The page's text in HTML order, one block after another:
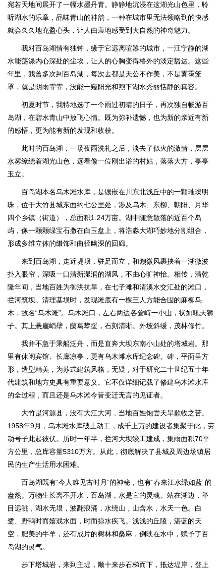
宛若天地间展开了一幅水墨丹青。静静地沉浸在这湖光山色里，聆
听湖水的乐章，品味青山的神韵，一种在城市里无法领略到的快感
就会久久地充盈心头，让人由衷地感受到大自然的神奇魅力。
我对百岛湖情有独钟，缘于它远离喧嚣的城市，一汪宁静的湖
水能荡涤内心深处的尘埃，让人的心胸变得格外的淡定豁达。这些
年里，我曾多次到百岛湖，每次去都是天公不作美，不是雾霭笼
罩，就是阴雨霏霏，没能一窥阳光和煦下湖水秀丽恬静的真容。
初夏时节，我特地选了一个雨过初晴的日子，再次独自畅游百
岛湖，在碧水青山中放飞心情。既为弥补遗憾，也为新的亲近有新
的感悟，更为能有新的发现和收获。
此时的百岛湖，一场夜雨洗礼之后，淡去了似火的激情，层层
水雾缭绕着湖光山色，远看像一位刚出浴的村姑，落落大方，亭亭
玉立。
百岛湖本名乌木滩水库，是镶嵌在川东北浅丘中的一颗璀璨明
珠，位于大竹县城东面约七公里处，涉及乌木、东柳、朝阳、月华
四个乡镇（街道），总面积1.24万亩。湖中随意散落的近百个岛
屿，像一颗颗绿宝石撒在白玉盘上，将浩淼大湖巧妙地分割组合，
形成多维立体的缀饰和曲径幽深的回廊。
来到百岛湖，走近堤坝，驻足而立，和煦微风裹挟着一湖微波
扑入眼帘，深吸一口清新湿润的湖风，不由心旷神怡。相传，清乾
隆年间，当地百姓为御洪抗旱，在七子滩和清溪水交汇处的滩口，
拦河筑坝。清理基坝时，发现滩底有一棵三人方能合围的麻柳乌
木，故名“乌木滩”。乌木滩口，左右两边各耸峙一小山，状如吼天狮
子。其上悬崖峭壁，藤葛攀援，石刻清晰。外坡斜缓，茂林修竹。
我并不急于乘船泛舟，而是直奔大坝东南小山处的塔城岩。那
里有休闲宾馆、长廊凉亭，更有乌木滩水库纪念碑。碑，平面呈方
形，造型精美，为苏式建筑风格，无疑，对于研究二十世纪五十年
代建筑和地方史具有重要意义。它不仅详细记载了修建乌木滩水库
的全过程，而且还是乌木滩今昔变迁无言的见证者。
大竹是河源县，没有大江大河，当地百姓饱尝天旱歉收之苦。
1958年9月，乌木滩水库破土动工，成千上万的建设者集聚于此，劳
动号子此起彼伏。历时一年半，拦河大坝竣工建成，集雨面积70平
方公里，总库容量5310万方。从此，彻底解决了县城及周边场镇居
民的生产生活用水困难。
百岛湖既有“今人难见古时月”的神秘，也有“春来江水绿如蓝”的
盎然。万物生长离不开水，百岛湖，水是它的灵魂。站在湖边，举
目远眺，湖水无垠，波翻浪涌，水绕山，山含水，水天一色。白
鹭、野鸭时而嬉戏水面，时而掠水疾飞。浅浅的丘陵，湛蓝的天
空，肥美的牛羊，还有成片的树林和桑麻，倒映在水中，赋予了百
岛湖的灵气。
步下塔城岩，来到主堤，顺十来步石梯而下，抵达堤岸，登上